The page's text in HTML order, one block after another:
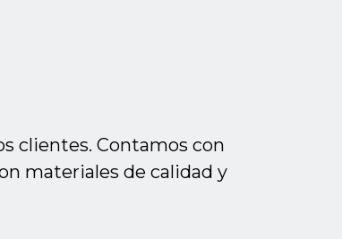
clientes. Contamos con
materiales de calidad y